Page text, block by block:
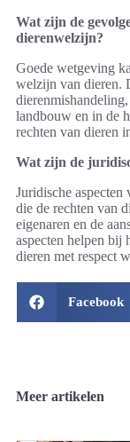
Wat zijn de
dierenwelzijn?
Goede wetgeving
welzijn van dieren.
landbouw en in de
rechten van dieren
Wat zijn de
Juridische aspecten
die de rechten van
eigenaren en de
aspecten helpen bij
dieren met respect
Facebook
Meer artikelen